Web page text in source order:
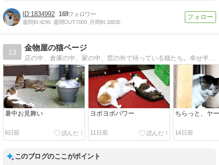
1834992 169
週間IN:4290 週間OUT:7000 月間IN:18830
13
金物屋の猫ページ
店の中、倉庫の中、家の中、窓の外で待っている猫たち。幸せ半分、悲しみ半分。
暑中お見舞い
6日前
ヨボヨボパワー
11日前
ちらっと、ヤ
14日前
このブログのここがポイント